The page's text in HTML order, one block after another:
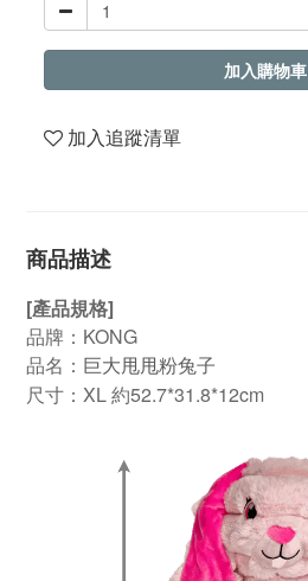
加入購物車
加入追蹤清單
商品描述
[產品規格]
品牌：KONG
品名： 巨大甩甩粉兔子
尺寸：XL 約52.7*31.8*12cm